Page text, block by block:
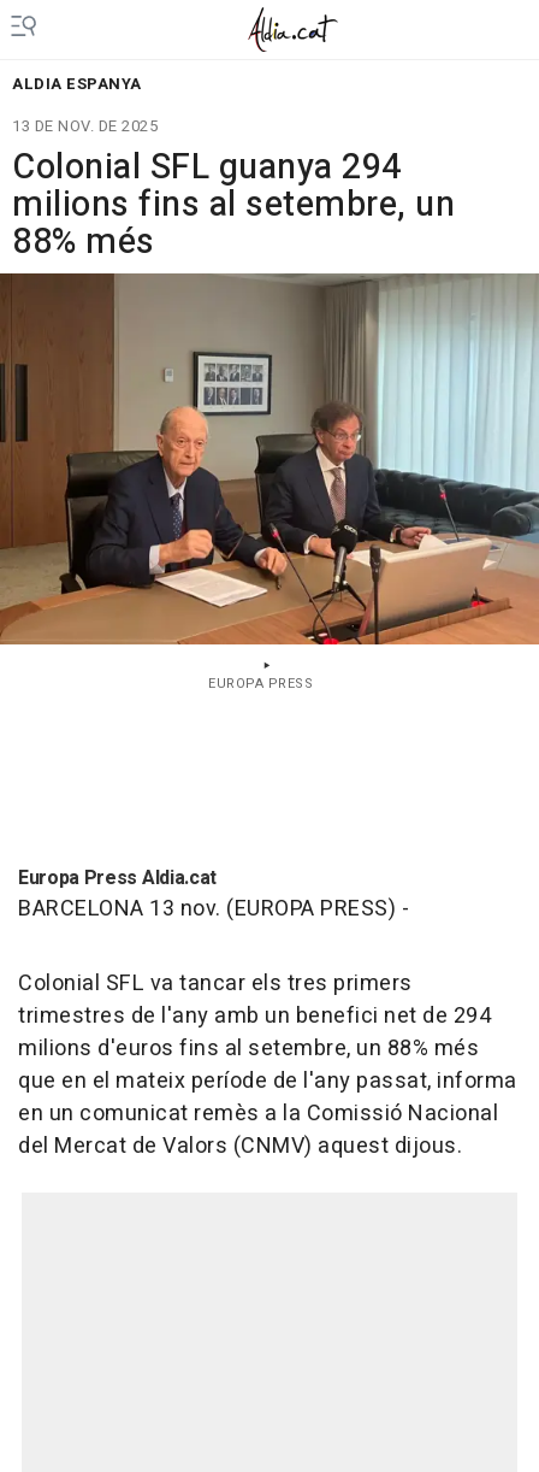
ALDIA ESPANYA
13 DE NOV. DE 2025
Colonial SFL guanya 294
milions fins al setembre, un
88% més
EUROPA PRESS
Europa Press Aldia.cat
BARCELONA 13 nov. (EUROPA PRESS) -
Colonial SFL va tancar els tres primers
trimestres de l'any amb un benefici net de 294
milions d'euros fins al setembre, un 88% més
que en el mateix període de l'any passat, informa
en un comunicat remès a la Comissió Nacional
del Mercat de Valors (CNMV) aquest dijous.